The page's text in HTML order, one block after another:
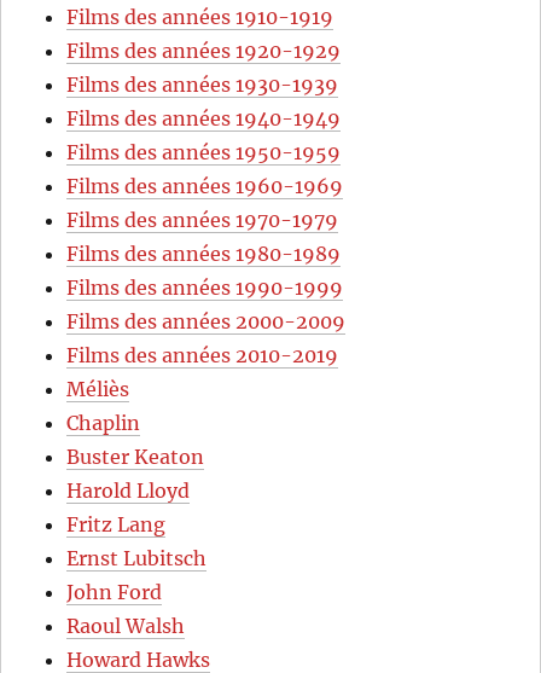
Films des années 1910-1919
Films des années 1920-1929
Films des années 1930-1939
Films des années 1940-1949
Films des années 1950-1959
Films des années 1960-1969
Films des années 1970-1979
Films des années 1980-1989
Films des années 1990-1999
Films des années 2000-2009
Films des années 2010-2019
Méliès
Chaplin
Buster Keaton
Harold Lloyd
Fritz Lang
Ernst Lubitsch
John Ford
Raoul Walsh
Howard Hawks